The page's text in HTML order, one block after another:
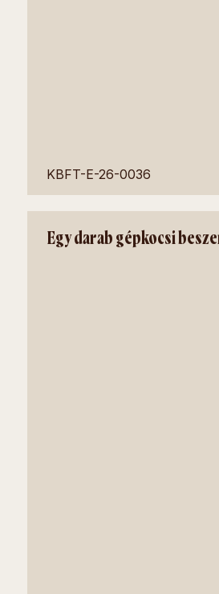
KBFT-E-26-0036
Egy darab gépkocsi